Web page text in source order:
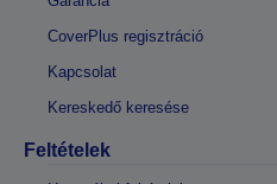
CoverPlus regisztráció
Kapcsolat
Kereskedő keresése
Feltételek